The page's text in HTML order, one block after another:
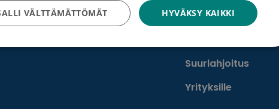
-keräys
Perusta
Tutustu
Suurlahjoitus
Yrityksille
HYVÄKSY KAIKKI
VÄLTTÄMÄTTÖMÄT